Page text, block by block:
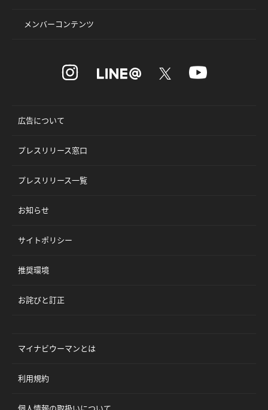
メンバーコンテンツ
広告について
プレスリリース窓口
プレスリリース一覧
お知らせ
サイトポリシー
推奨環境
お詫びと訂正
マイナビウーマンとは
利用規約